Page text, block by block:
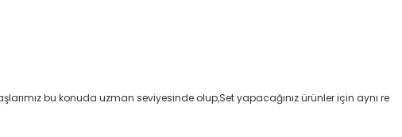
bu konuda uzman seviyesinde olup,Set yapacağınız ürünler için aynı re